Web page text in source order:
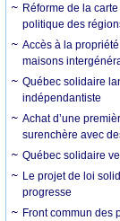
Réforme de la
politique des
Accès à la
maisons
Québec solidaire
indépendantiste
Achat d’une
surenchère avec
Québec solidaire
Le projet de loi
progresse
Front commun des